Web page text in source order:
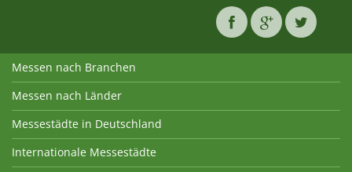
Messen nach Branchen
Messen nach Länder
Messestädte in Deutschland
Internationale Messestädte